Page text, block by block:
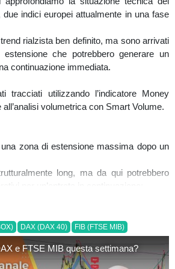
l’analisi svolta (come tutta l’analisi
di tipo probabilistico, nel rispetto di
Ciclica prevede.
https://www.investimentivincenti.it/
indici europei attualmente in una fase
rialzista ben definito, ma sono arrivati
che potrebbero generare un
continuazione immediata.
tracciati utilizzando l’indicatore Money
volumetrica con Smart Volume.
zona di estensione massima dopo un
long, ma da qui potrebbero
per un’entrata in continuazione:
l’area di allerta per poi ripartire.
chiave di tenuta resta in area 23.428,
DAX (DAX 40) FIB (FTSE MIB)
e FTSE MIB questa settimana?